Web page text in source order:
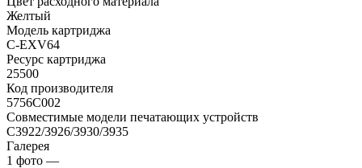
Желтый
Модель картриджа
C-EXV64
Ресурс картриджа
25500
Код производителя
5756C002
Совместимые модели печатающих устройств
C3922/3926/3930/3935
Галерея
1 фото —